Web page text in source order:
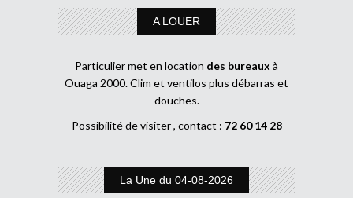
A LOUER
Particulier met en location des bureaux à
Ouaga 2000. Clim et ventilos plus débarras et
douches.
Possibilité de visiter , contact : 72 60 14 28
La Une du 04-08-2026